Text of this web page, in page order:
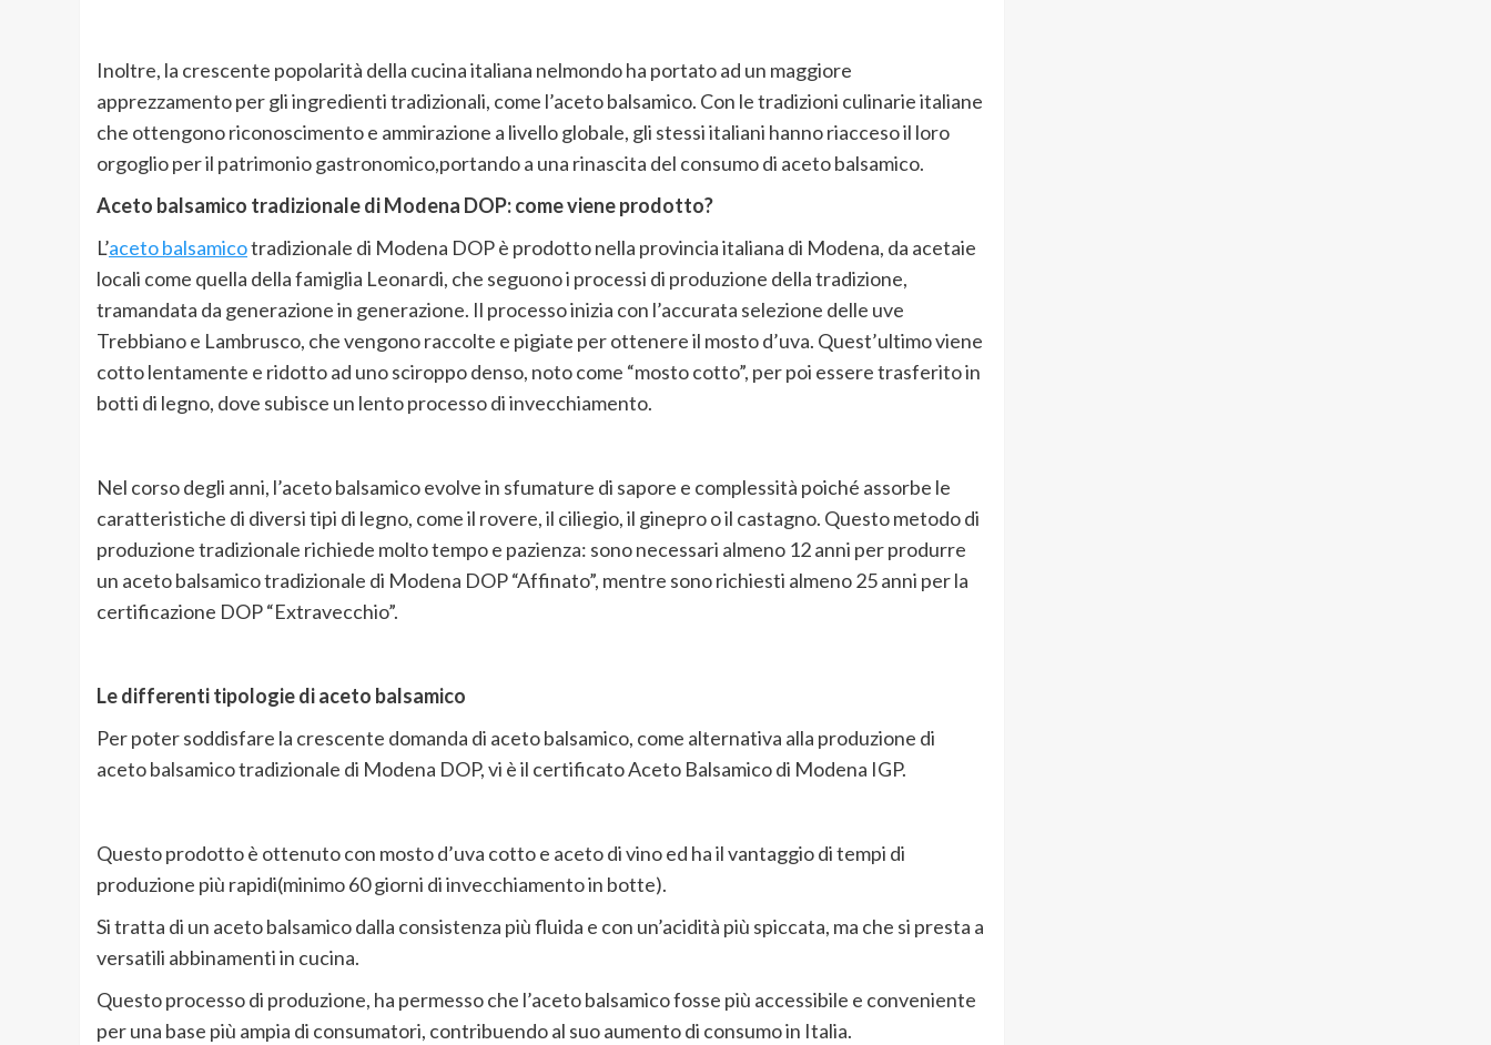
Inoltre, la crescente popolarità della cucina italiana nelmondoha portato ad un maggiore
apprezzamento per gli ingredienti tradizionali, come l’aceto balsamico. Con le tradizioni culinarie italiane
che ottengono riconoscimento e ammirazione a livello globale, gli stessi italiani hannoriacceso il loro
orgoglio per il patrimonio gastronomico,portando a una rinascita del consumo di aceto balsamico.
Aceto balsamico tradizionaledi Modena DOP: come viene prodotto?
L’aceto balsamicotradizionale di Modena DOPè prodotto nella provincia italiana di Modena, da acetaie
locali come quella dellafamiglia Leonardi, che seguono i processi di produzione della tradizione,
tramandata da generazione in generazione. Il processo inizia con l’accurata selezione delle uve
Trebbianoe Lambrusco, che vengono raccolte e pigiate per ottenere il mosto d’uva. Quest’ultimo viene
cotto lentamente e ridotto ad uno sciroppo denso, noto come “mosto cotto”, per poi esseretrasferito in
botti di legno, dove subisce un lento processo di invecchiamento.
Nel corso degli anni, l’aceto balsamico evolve in sfumature di sapore e complessità poiché assorbe le
caratteristiche di diversi tipi di legno, come il rovere, il ciliegio, il ginepro o il castagno. Questo metodo di
produzione tradizionale richiede molto tempo e pazienza: sono necessari almeno 12 anni per produrre
un aceto balsamicotradizionale di Modena DOP “Affinato”, mentre sono richiesti almeno 25 anni per la
certificazione DOP “Extravecchio”.
Le differenti tipologie di aceto balsamico
Per potersoddisfare la crescente domanda di aceto balsamico, come alternativa alla produzione di
aceto balsamico tradizionale di Modena DOP, vi è il certificato Aceto Balsamico di Modena IGP.
Questo prodotto è ottenuto con mosto d’uva cotto e aceto di vino ed ha il vantaggio di tempi di
produzione più rapidi(minimo 60 giorni di invecchiamento in botte).
Si tratta di un aceto balsamico dalla consistenza più fluida e con un’acidità più spiccata, ma che si presta a
versatili abbinamenti in cucina.
Questo processo di produzione, ha permesso che l’aceto balsamicofosse più accessibile e conveniente
per una base più ampia di consumatori, contribuendo al suo aumento di consumo in Italia.